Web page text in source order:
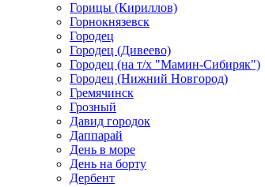
Горицы (Кириллов)
Горнокнязевск
Городец
Городец (Дивеево)
Городец (на т/х "Мамин-Сибиряк")
Городец (Нижний Новгород)
Гремячинск
Грозный
Давид городок
Даппарай
День в море
День на борту
Дербент